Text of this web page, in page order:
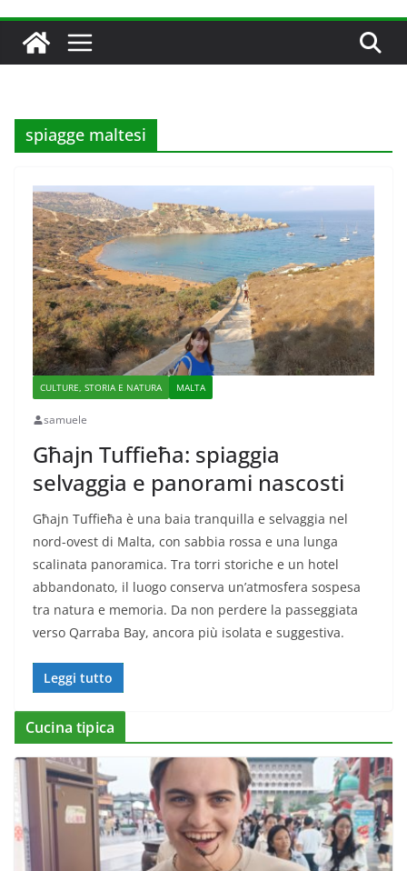
spiagge maltesi
CULTURE, STORIA E NATURA MALTA
samuele
Għajn Tuffieħa: spiaggia
selvaggia e panorami nascosti
Għajn Tuffieħa è una baia tranquilla e selvaggia nel
nord-ovest di Malta, con sabbia rossa e una lunga
scalinata panoramica. Tra torri storiche e un hotel
abbandonato, il luogo conserva un’atmosfera sospesa
tra natura e memoria. Da non perdere la passeggiata
verso Qarraba Bay, ancora più isolata e suggestiva.
Leggi tutto
Cucina tipica